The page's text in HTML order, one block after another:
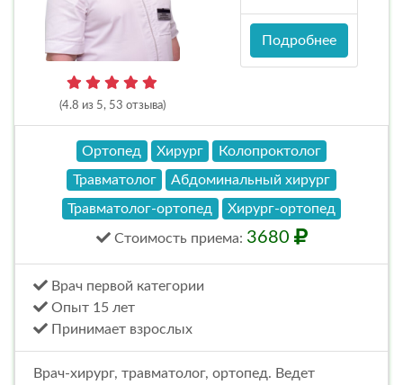
(4.8 из 5, 53 отзыва)
Подробнее
Ортопед Хирург
Колопроктолог
Травматолог
Абдоминальный хирург
Травматолог-ортопед
Хирург-ортопед
Стоимость приема: 3680
Врач первой категории
Опыт 15 лет
Принимает взрослых
Врач-хирург, травматолог, ортопед. Ведет